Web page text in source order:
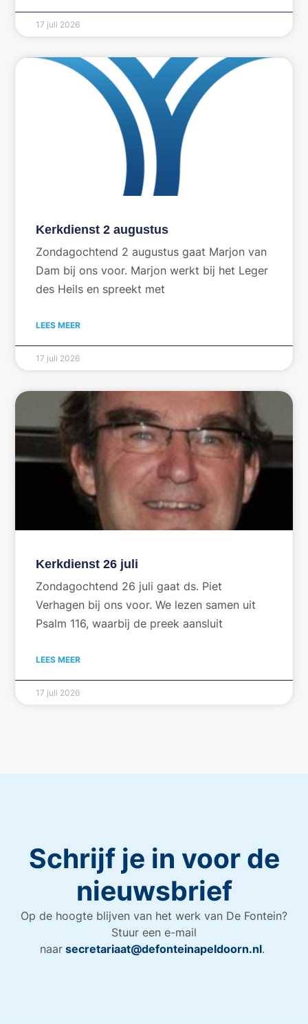
17 juli 2026
Kerkdienst 2 augustus
Zondagochtend 2 augustus gaat Marjon van
Dam bij ons voor. Marjon werkt bij het Leger
des Heils en spreekt met
LEES MEER
17 juli 2026
Kerkdienst 26 juli
Zondagochtend 26 juli gaat ds. Piet
Verhagen bij ons voor. We lezen samen uit
Psalm 116, waarbij de preek aansluit
LEES MEER
17 juli 2026
Schrijf je in voor de
nieuwsbrief
Op de hoogte blijven van het werk van De Fontein?
Stuur een e-mail
naar secretariaat@defonteinapeldoorn.nl.